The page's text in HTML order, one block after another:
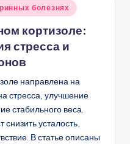
болезнях
кортизоле:
стресса и
направлена на
стресса, улучшение
стабильного веса.
усталость,
В статье описаны